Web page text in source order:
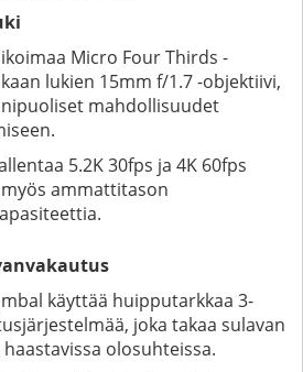
Micro Four Thirds -
lukien 15mm f/1.7 -objektiivi,
mahdollisuudet
5.2K 30fps ja 4K 60fps
ammattitason
käyttää huipputarkkaa 3-
joka takaa sulavan
olosuhteissa.